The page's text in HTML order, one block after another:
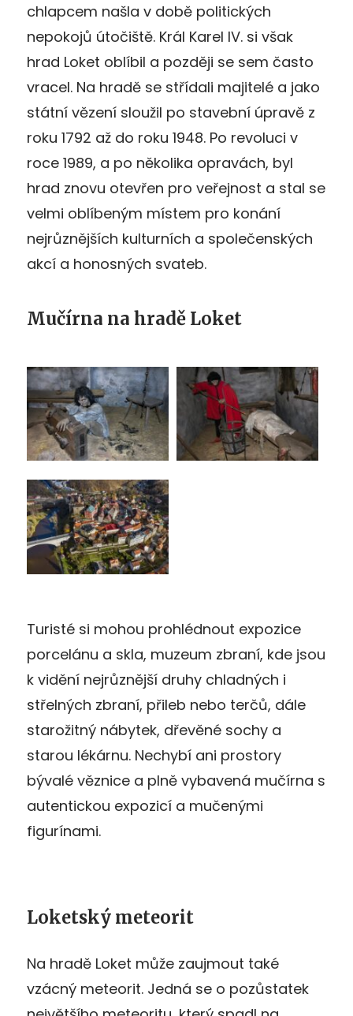
chlapcem našla v době politických
nepokojů útočiště. Král Karel IV. si však
hrad Loket oblíbil a později se sem často
vracel. Na hradě se střídali majitelé a jako
státní vězení sloužil po stavební úpravě z
roku 1792 až do roku 1948. Po revoluci v
roce 1989, a po několika opravách, byl
hrad znovu otevřen pro veřejnost a stal se
velmi oblíbeným místem pro konání
nejrůznějších kulturních a společenských
akcí a honosných svateb.
Mučírna na hradě Loket
Turisté si mohou prohlédnout expozice
porcelánu a skla, muzeum zbraní, kde jsou
k vidění nejrůznější druhy chladných i
střelných zbraní, přileb nebo terčů, dále
starožitný nábytek, dřevěné sochy a
starou lékárnu. Nechybí ani prostory
bývalé věznice a plně vybavená mučírna s
autentickou expozicí a mučenými
figurínami.
Loketský meteorit
Na hradě Loket může zaujmout také
vzácný meteorit. Jedná se o pozůstatek